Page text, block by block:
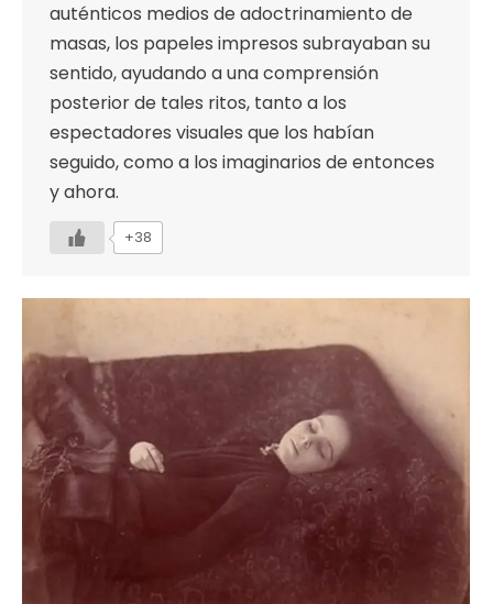
auténticos medios de adoctrinamiento de
masas, los papeles impresos subrayaban su
sentido, ayudando a una comprensión
posterior de tales ritos, tanto a los
espectadores visuales que los habían
seguido, como a los imaginarios de entonces
y ahora.
+38